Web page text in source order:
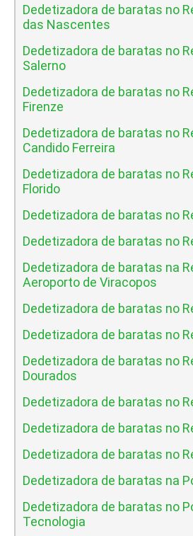
Dedetizadora de baratas no
das Nascentes
Dedetizadora de baratas no
Salerno
Dedetizadora de baratas no
Firenze
Dedetizadora de baratas no
Candido Ferreira
Dedetizadora de baratas no
Florido
Dedetizadora de baratas no
Dedetizadora de baratas no
Dedetizadora de baratas na
Aeroporto de Viracopos
Dedetizadora de baratas no
Dedetizadora de baratas no
Dedetizadora de baratas no
Dourados
Dedetizadora de baratas no
Dedetizadora de baratas no
Dedetizadora de baratas no
Dedetizadora de baratas na
Dedetizadora de baratas no
Tecnologia